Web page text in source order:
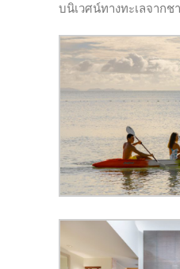
บนิเวศน์ทางทะเลจาก